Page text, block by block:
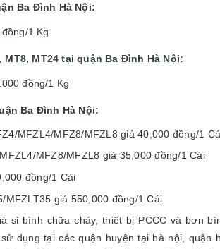
Ba Đình Hà Nội:
1 Kg
MT8, MT24 tạiquận Ba Đình Hà Nội:
đồng/1 Kg
Ba Đình Hà Nội:
MFZL4/MFZ8/MFZL8 giá 40,000 đồng/1
MFZ8/MFZL8 giá 35,000 đồng/1 Cái
đồng/1 Cái
MFZLT35 giá 550,000 đồng/1 Cái
sỉ bình chữa cháy, thiết bị PCCC và bơn
dụng tại các quận huyện tại hà nội, quận